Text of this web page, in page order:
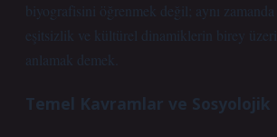
biyografisini öğrenmek değil; aynı zamanda
eşitsizlik ve kültürel dinamiklerin birey
anlamak demek.
Temel Kavramlar ve